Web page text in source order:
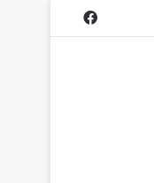
فيسبوك